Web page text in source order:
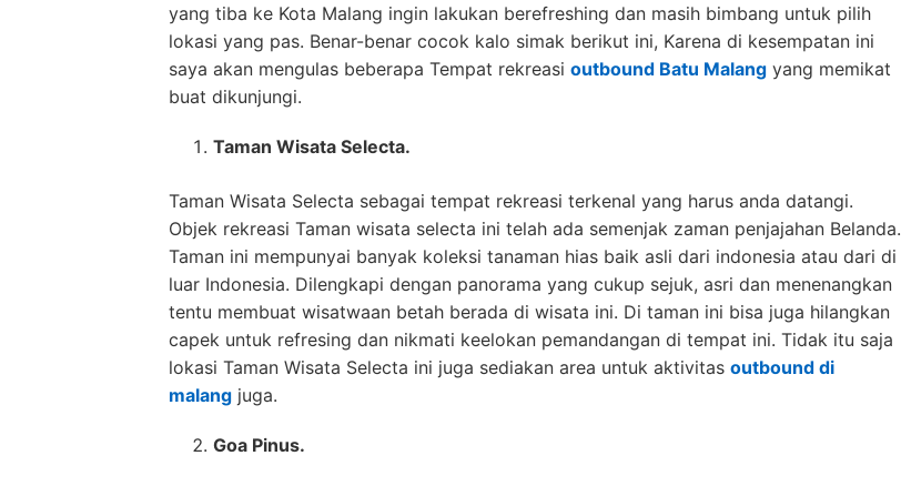
yang tiba ke Kota Malang ingin lakukan berefreshing dan masih bimbang untuk pilih
lokasi yang pas. Benar-benar cocok kalo simak berikut ini, Karena di kesempatan ini
saya akan mengulas beberapa Tempat rekreasi outbound Batu Malang yang memikat
buat dikunjungi.
Taman Wisata Selecta.
Taman Wisata Selecta sebagai tempat rekreasi terkenal yang harus anda datangi.
Objek rekreasi Taman wisata selecta ini telah ada semenjak zaman penjajahan Belanda.
Taman ini mempunyai banyak koleksi tanaman hias baik asli dari indonesia atau dari di
luar Indonesia. Dilengkapi dengan panorama yang cukup sejuk, asri dan menenangkan
tentu membuat wisatwaan betah berada di wisata ini. Di taman ini bisa juga hilangkan
capek untuk refresing dan nikmati keelokan pemandangan di tempat ini. Tidak itu saja
lokasi Taman Wisata Selecta ini juga sediakan area untuk aktivitas outbound di
malang juga.
Goa Pinus.